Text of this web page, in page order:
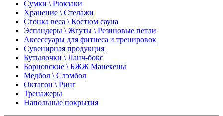
Сумки \ Рюкзаки
Хранение \ Стелажи
Сгонка веса \ Костюм сауна
Эспандеры \ Жгуты \ Резиновые петли
Аксессуары для фитнеса и тренировок
Сувенирная продукция
Бутылочки \ Ланч-бокс
Борцовские \ БЖЖ Манекены
Медбол \ Слэмбол
Октагон \ Ринг
Тренажеры
Напольные покрытия